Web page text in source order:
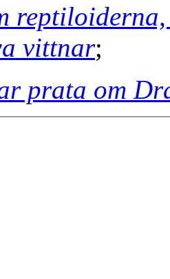
vittnar;
prata om